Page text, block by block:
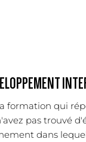
formation qui
pas trouvé
dans